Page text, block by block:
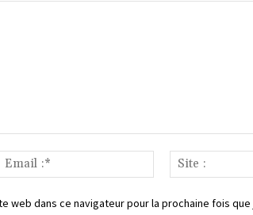
Email
:*
web dans ce navigateur pour la prochaine fois que